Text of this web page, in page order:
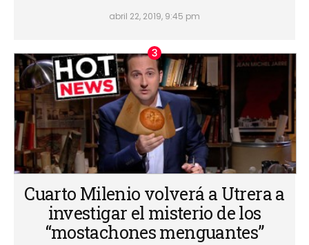
abril 22, 2019, 9:45 pm
Cuarto Milenio volverá a Utrera a
investigar el misterio de los
“mostachones menguantes”